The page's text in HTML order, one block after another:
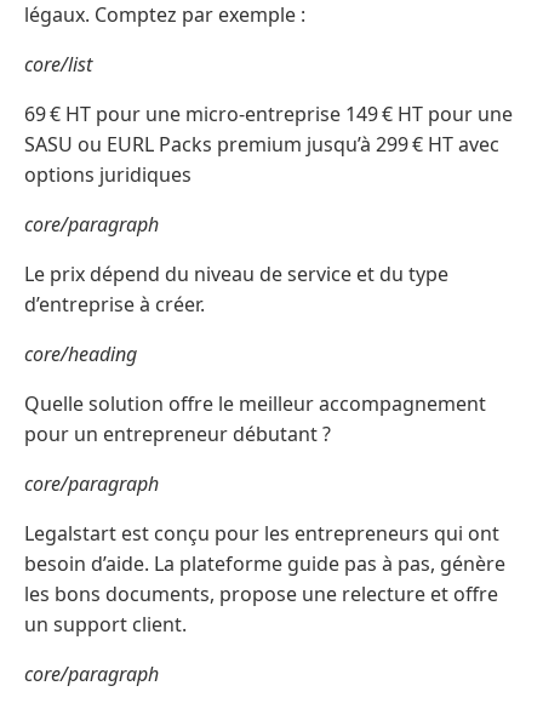
légaux. Comptez par exemple :
core/list
69 € HT pour une micro-entreprise 149 € HT pour une
SASU ou EURL Packs premium jusqu’à 299 € HT avec
options juridiques
core/paragraph
Le prix dépend du niveau de service et du type
d’entreprise à créer.
core/heading
Quelle solution offre le meilleur accompagnement
pour un entrepreneur débutant ?
core/paragraph
Legalstart est conçu pour les entrepreneurs qui ont
besoin d’aide. La plateforme guide pas à pas, génère
les bons documents, propose une relecture et offre
un support client.
core/paragraph